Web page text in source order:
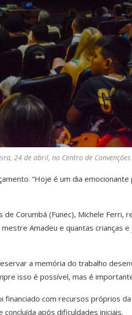
24 de abril, no Centro de
“Hoje é um dia
Corumbá (Funec), Michele Ferri,
Amadeu e quantas crianças
a memória do trabalho
isso é possível, mas é
com recursos próprios da
após dificuldades iniciais.